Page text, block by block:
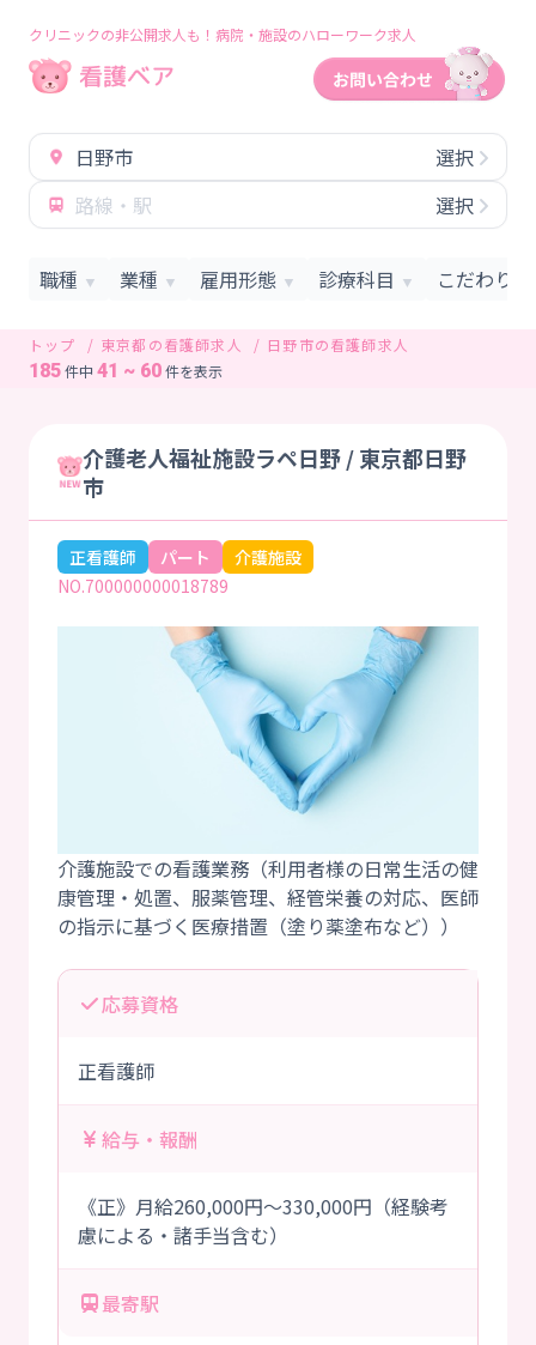
クリニックの非公開求人も！病院・施設のハローワーク求人
日野市
選択
路線・駅
選択
職種 ▼ 業種 ▼ 雇用形態 ▼ 診療科目 ▼ こだわり
トップ 東京都の看護師求人 日野市の看護師求人
185件中 41 ~ 60件を表示
介護老人福祉施設ラペ日野 / 東京都日野
市
正看護師 パート
介護施設
NO.700000000018789
介護施設での看護業務（利用者様の日常生活の健
康管理・処置、服薬管理、経管栄養の対応、医師
応募資格
正看護師
給与・報酬
《正》月給260,000円～330,000円（経験考
慮による・諸手当含む）
最寄駅